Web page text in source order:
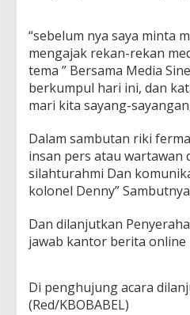
s
“sebelum nya saya minta
mengajak rekan-rekan
tema ” Bersama Media
berkumpul hari ini, dan
mari kita sayang-
Dalam sambutan riki
insan pers atau wartawan
silahturahmi Dan
kolonel Denny”
Dan dilanjutkan
jawab kantor berita online
Di penghujung acara
(Red/KBOBABEL)